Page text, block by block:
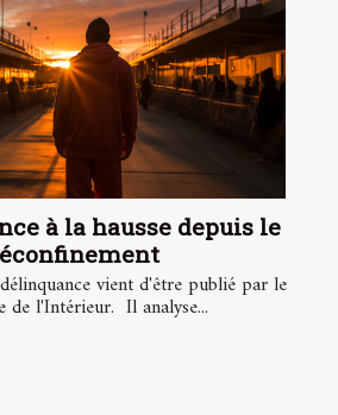
à la hausse depuis le
vient d'être publié par le
de l'Intérieur. Il analyse...